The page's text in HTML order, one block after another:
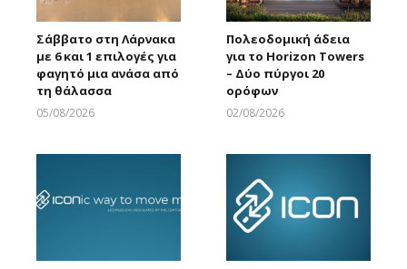
Σάββατο στη Λάρνακα
με 6 και 1 επιλογές για
φαγητό μια ανάσα από
τη θάλασσα
05/08/2026
Πολεοδομική άδεια
για το Horizon Towers
– Δύο πύργοι 20
ορόφων
02/08/2026